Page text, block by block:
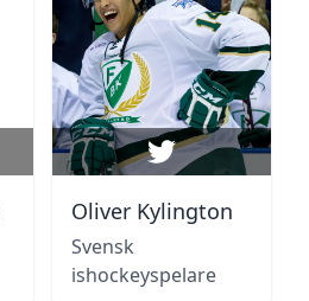
Oliver Kylington
Svensk
ishockeyspelare